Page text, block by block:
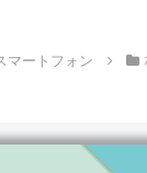
マートフォン